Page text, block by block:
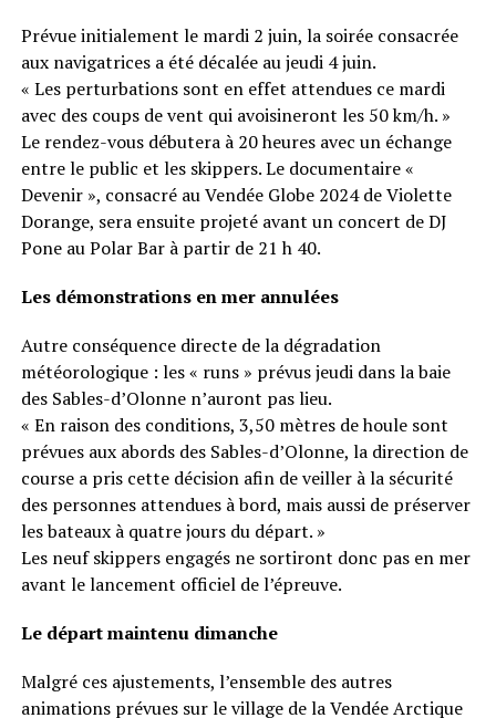
Prévue initialement le mardi 2 juin, la soirée consacrée
aux navigatrices a été décalée au jeudi 4 juin.
« Les perturbations sont en effet attendues ce mardi
avec des coups de vent qui avoisineront les 50 km/h. »
Le rendez-vous débutera à 20 heures avec un échange
entre le public et les skippers. Le documentaire «
Devenir », consacré au Vendée Globe 2024 de Violette
Dorange, sera ensuite projeté avant un concert de DJ
Pone au Polar Bar à partir de 21 h 40.
Les démonstrations en mer annulées
Autre conséquence directe de la dégradation
météorologique : les « runs » prévus jeudi dans la baie
des Sables-d’Olonne n’auront pas lieu.
« En raison des conditions, 3,50 mètres de houle sont
prévues aux abords des Sables-d’Olonne, la direction de
course a pris cette décision afin de veiller à la sécurité
des personnes attendues à bord, mais aussi de préserver
les bateaux à quatre jours du départ. »
Les neuf skippers engagés ne sortiront donc pas en mer
avant le lancement officiel de l’épreuve.
Le départ maintenu dimanche
Malgré ces ajustements, l’ensemble des autres
animations prévues sur le village de la Vendée Arctique